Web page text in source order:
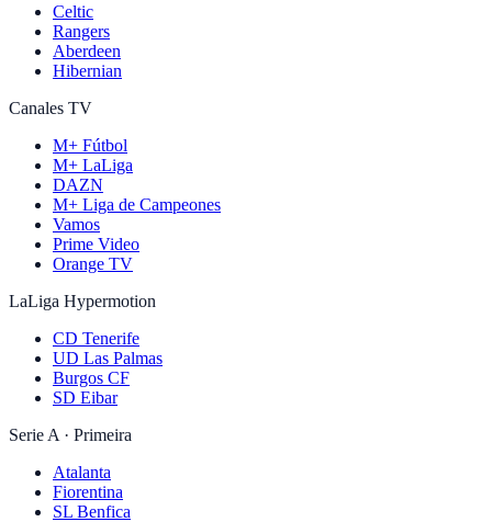
Celtic
Rangers
Aberdeen
Hibernian
Canales TV
M+ Fútbol
M+ LaLiga
DAZN
M+ Liga de Campeones
Vamos
Prime Video
Orange TV
LaLiga Hypermotion
CD Tenerife
UD Las Palmas
Burgos CF
SD Eibar
Serie A · Primeira
Atalanta
Fiorentina
SL Benfica